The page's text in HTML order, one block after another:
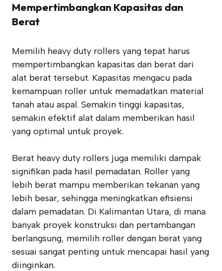
Mempertimbangkan Kapasitas dan
Berat
Memilih heavy duty rollers yang tepat harus
mempertimbangkan kapasitas dan berat dari
alat berat tersebut. Kapasitas mengacu pada
kemampuan roller untuk memadatkan material
tanah atau aspal. Semakin tinggi kapasitas,
semakin efektif alat dalam memberikan hasil
yang optimal untuk proyek.
Berat heavy duty rollers juga memiliki dampak
signifikan pada hasil pemadatan. Roller yang
lebih berat mampu memberikan tekanan yang
lebih besar, sehingga meningkatkan efisiensi
dalam pemadatan. Di Kalimantan Utara, di mana
banyak proyek konstruksi dan pertambangan
berlangsung, memilih roller dengan berat yang
sesuai sangat penting untuk mencapai hasil yang
diinginkan.